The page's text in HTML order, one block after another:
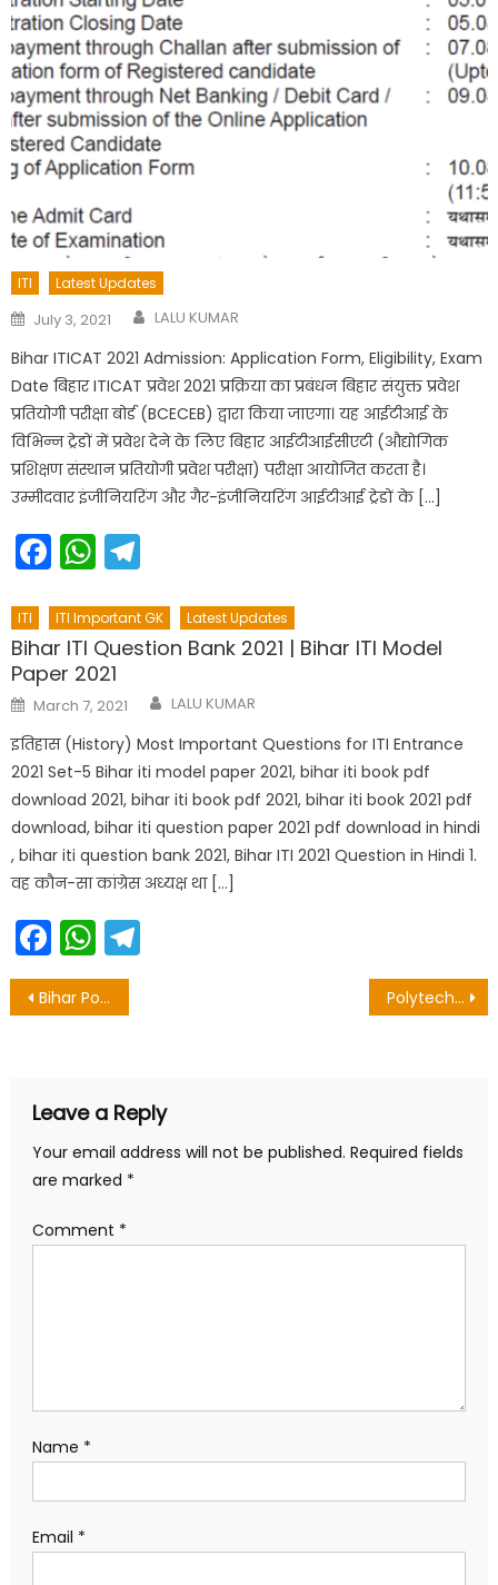
ITI Latest Updates
Posted
on
July 3, 2021 Author
LALU KUMAR
Bihar ITICAT 2021 Admission: Application Form, Eligibility, Exam
Date बिहार ITICAT प्रवेश 2021 प्रक्रिया का प्रबंधन बिहार संयुक्त प्रवेश
प्रतियोगी परीक्षा बोर्ड (BCECEB) द्वारा किया जाएगा। यह आईटीआई के
विभिन्न ट्रेडों में प्रवेश देने के लिए बिहार आईटीआईसीएटी (औद्योगिक
प्रशिक्षण संस्थान प्रतियोगी प्रवेश परीक्षा) परीक्षा आयोजित करता है।
उम्मीदवार इंजीनियरिंग और गैर-इंजीनियरिंग आईटीआई ट्रेडों के […]
Facebook
WhatsApp
ITI ITI Important GK Latest Updates
Bihar ITI Question Bank 2021 | Bihar ITI Model
Paper 2021
Posted
on
March 7, 2021 Author
LALU KUMAR
इतिहास (History) Most Important Questions for ITI Entrance
2021 Set-5 Bihar iti model paper 2021, bihar iti book pdf
download 2021, bihar iti book pdf 2021, bihar iti book 2021 pdf
download, bihar iti question paper 2021 pdf download in hindi
, bihar iti question bank 2021, Bihar ITI 2021 Question in Hindi 1.
वह कौन-सा कांग्रेस अध्यक्ष था […]
Facebook
WhatsApp
Post
Bihar Polytechnic Exam Important Question 2020 Polytechnic Exam Chemistry vvi Question 2020
Leave a Reply
Your email address will not be published. Required fields
are marked *
Comment *
Name *
Email *